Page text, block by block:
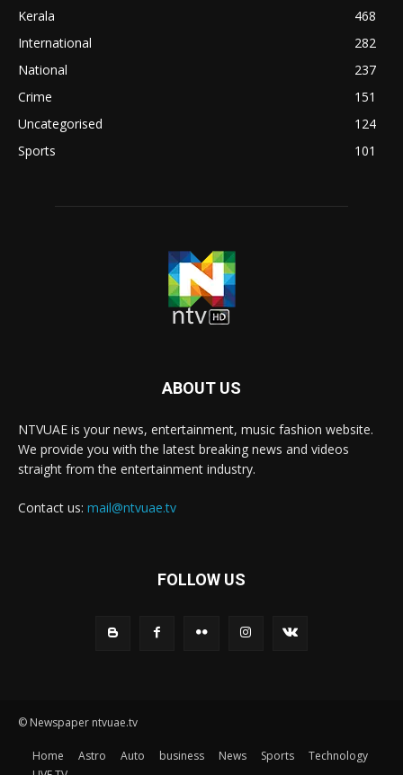
Kerala
468
International
282
National
237
Crime
151
Uncategorised
124
Sports
101
ABOUT US
NTVUAE is your news, entertainment, music fashion website.
We provide you with the latest breaking news and videos
straight from the entertainment industry.
Contact us: mail@ntvuae.tv
FOLLOW US
© Newspaper ntvuae.tv
Home Astro Auto business News Sports
Technology